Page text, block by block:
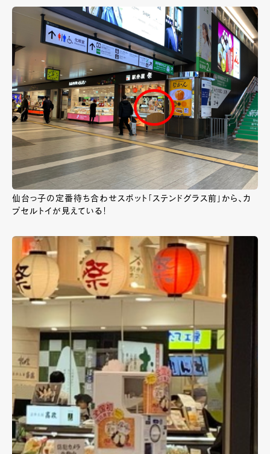
仙台っ子の定番待ち合わせスポット「ステンドグラス前」から、カ
プセルトイが見えている！